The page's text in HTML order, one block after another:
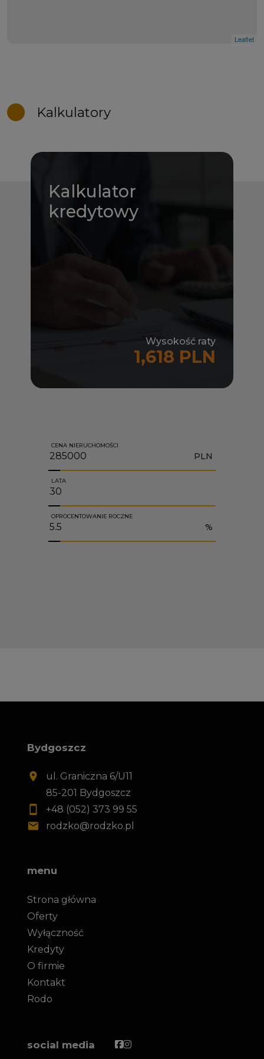
Leaflet
Kalkulatory
Kalkulator
kredytowy
Wysokość raty
1,618 PLN
CENA NIERUCHOMOŚCI
PLN
LATA
OPROCENTOWANIE ROCZNE
%
Bydgoszcz
ul. Graniczna 6/U11
85-201 Bydgoszcz
+48 (052) 373 99 55
rodzko@rodzko.pl
menu
Strona główna
Oferty
Wyłączność
Kredyty
O firmie
Kontakt
Rodo
social media Facebook
Facebook